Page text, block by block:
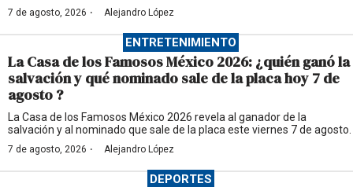
7 de agosto, 2026 · Alejandro López
ENTRETENIMIENTO
La Casa de los Famosos México 2026: ¿quién ganó la
salvación y qué nominado sale de la placa hoy 7 de
agosto ?
La Casa de los Famosos México 2026 revela al ganador de la
salvación y al nominado que sale de la placa este viernes 7 de agosto.
7 de agosto, 2026 · Alejandro López
DEPORTES